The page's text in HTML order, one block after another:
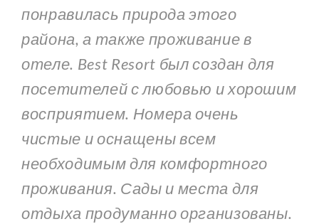
понравилась природа этого
района, а также проживание в
отеле. Best Resort был создан для
посетителей с любовью и хорошим
восприятием. Номера очень
чистые и оснащены всем
необходимым для комфортного
проживания. Сады и места для
отдыха продуманно организованы.